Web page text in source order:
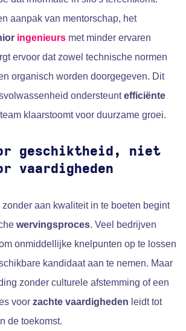
aanpak van mentorschap, het
ingenieurs met minder ervaren
ervoor dat zowel technische normen
organisch worden doorgegeven. Dit
ondersteuntefficiënte
klaarstoomt voor duurzame groei.
geschiktheid, niet
vaardigheden
zonder aan kwaliteit in te boeten begint
wervingsproces. Veel bedrijven
onmiddellijke knelpunten op te lossen
kandidaat aan te nemen. Maar
zonder culturele afstemming of een
voor zachte vaardigheden leidt tot
de toekomst.